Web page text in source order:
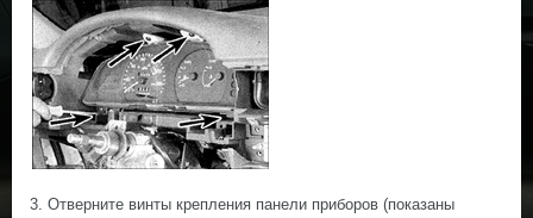
3. Отверните винты крепления панели приборов (показаны